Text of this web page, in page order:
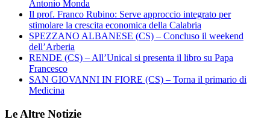
Antonio Monda
Il prof. Franco Rubino: Serve approccio integrato per
stimolare la crescita economica della Calabria
SPEZZANO ALBANESE (CS) – Concluso il weekend
dell’Arberia
RENDE (CS) – All’Unical si presenta il libro su Papa
Francesco
SAN GIOVANNI IN FIORE (CS) – Torna il primario di
Medicina
Le Altre Notizie